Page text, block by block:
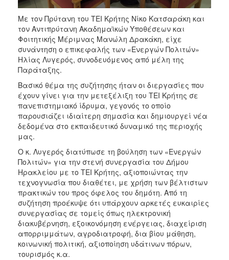
Με τον Πρύτανη του ΤΕΙ Κρήτης Νίκο Κατσαράκη και
τον Αντιπρύτανη Ακαδημαϊκών Υποθέσεων και
Φοιτητικής Μέριμνας Μανώλη Δρακάκη, είχε
συνάντηση ο επικεφαλής των «Ενεργών Πολιτών»
Ηλίας Λυγερός, συνοδευόμενος από μέλη της
Παράταξης.
Βασικό θέμα της συζήτησης ήταν οι διεργασίες που
έχουν γίνει για την μετεξέλιξη του ΤΕΙ Κρήτης σε
πανεπιστημιακό ίδρυμα, γεγονός το οποίο
παρουσιάζει ιδιαίτερη σημασία και δημιουργεί νέα
δεδομένα στο εκπαιδευτικό δυναμικό της περιοχής
μας.
Ο κ. Λυγερός διατύπωσε τη βούληση των «Ενεργών
Πολιτών» για την στενή συνεργασία του Δήμου
Ηρακλείου με το ΤΕΙ Κρήτης, αξιοποιώντας την
τεχνογνωσία που διαθέτει, με χρήση των βέλτιστων
πρακτικών του προς όφελος του δημότη. Από τη
συζήτηση προέκυψε ότι υπάρχουν αρκετές ευκαιρίες
συνεργασίας σε τομείς όπως ηλεκτρονική
διακυβέρνηση, εξοικονόμηση ενέργειας, διαχείριση
απορριμμάτων, αγροδιατροφή, δια βίου μάθηση,
κοινωνική πολιτική, αξιοποίηση υδάτινων πόρων,
τουρισμός κ.α.